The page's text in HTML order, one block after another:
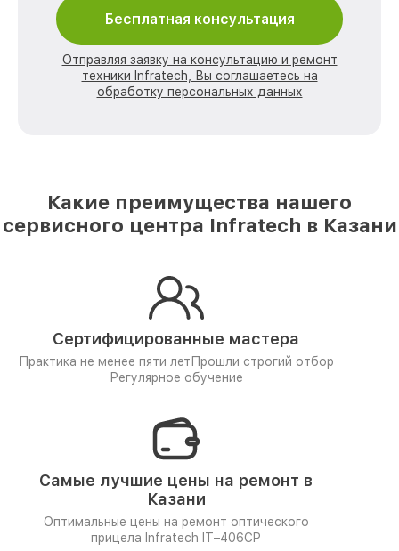
Бесплатная консультация
Отправляя заявку на консультацию и ремонт
техники Infratech, Вы соглашаетесь на
обработку персональных данных
Какие преимущества нашего
сервисного центра Infratech в Казани
Сертифицированные мастера
Практика не менее пяти лет Прошли строгий отбор
Регулярное обучение
Самые лучшие цены на ремонт в
Казани
Оптимальные цены на ремонт оптического
прицела Infratech IT–406СP